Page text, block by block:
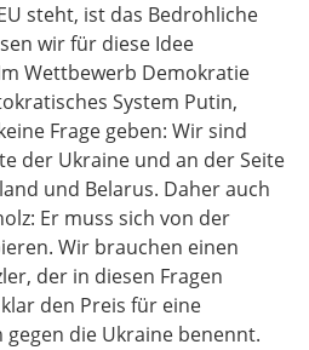
steht, ist das Bedrohliche
wir für diese Idee
Wettbewerb Demokratie
System Putin,
Frage geben: Wir sind
der Ukraine und an der Seite
und Belarus. Daher auch
Er muss sich von der
Wir brauchen einen
der in diesen Fragen
den Preis für eine
die Ukraine benennt.